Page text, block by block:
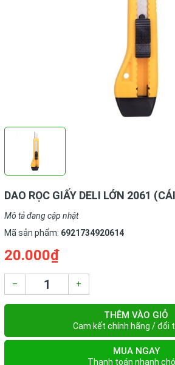
DAO RỌC GIẤY DELI LỚN 2061
Mô tả đang cập nhật
Mã sản phẩm: 6921734920614
20.000₫
– +
THÊM VÀO GIỎ
Cam kết chính hãng / đổi
MUA NGAY
Thanh toán nhanh